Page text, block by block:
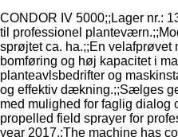
CONDOR ​​​​​​​​​‌‌​​​​‌​​​​​​​​​‌‌‌​‌​‌​​​​​​​​​‌‌‌​‌​​​​​​​​​​​‌‌​‌‌‌‌​​​​​​​​​‌‌​‌‌​​​​​​​​​​​‌‌​‌​​‌​​​​​​​​​‌‌​‌‌‌​​​​​​​​​​‌‌​​‌​‌IV 5000;;Lager nr.:
til professionel
sprøjtet ca. ha.;;En velafprøvet
bomføring og høj kapacitet i
planteavlsbedrifter og
og effektiv dækning.;;Sælges
med mulighed for faglig dialog
propelled field sprayer for
year 2017.;The machine has